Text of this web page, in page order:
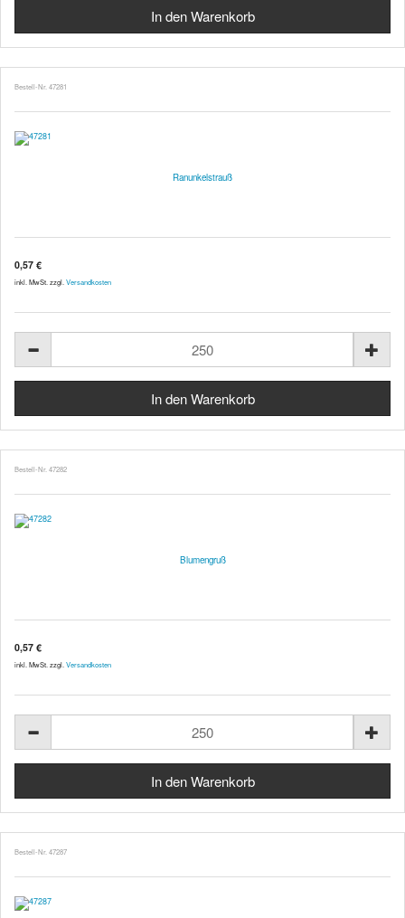
Bestell-Nr. 47281
Ranunkelstrauß
0,57 €
inkl. MwSt. zzgl. Versandkosten
Bestell-Nr. 47282
Blumengruß
0,57 €
inkl. MwSt. zzgl. Versandkosten
Bestell-Nr. 47287